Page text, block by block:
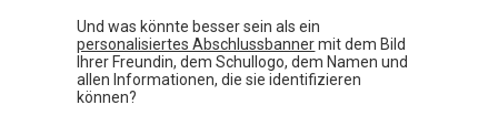
Und was könnte besser sein als ein
personalisiertes Abschlussbannermit dem Bild
Ihrer Freundin, dem Schullogo, dem Namen und
allen Informationen, die sie identifizieren
können?